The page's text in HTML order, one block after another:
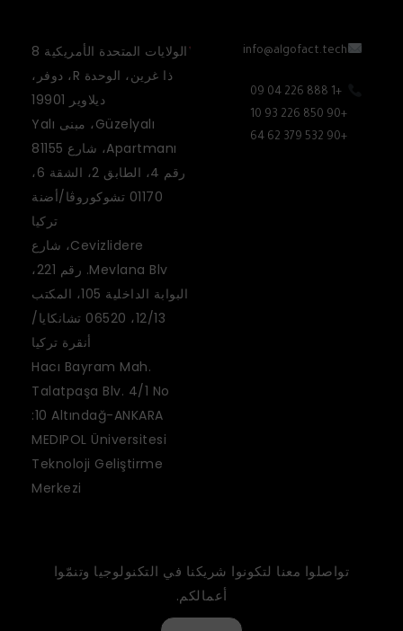
info@algofact.tech
+1 888 226 04 09
+90 850 226 93 10
+90 532 379 62 64
الولايات المتحدة الأمريكية 8
ذا غرين، الوحدة R، دوفر،
ديلاوير 19901
Güzelyalı، مبنى Yalı
Apartmanı، شارع 81155
رقم 4، الطابق 2، الشقة 6،
01170 تشوكوروڤا/أضنة
تركيا
Cevizlidere، شارع
Mevlana Blv. رقم 221،
البوابة الداخلية 105، المكتب
12/13، 06520 تشانكايا/
أنقرة تركيا
Hacı Bayram Mah.
Talatpaşa Blv. 4/1 No
:10 Altındağ-ANKARA
MEDIPOL Üniversitesi
Teknoloji Geliştirme
Merkezi
تواصلوا معنا لتكونوا شريكنا في التكنولوجيا وتنمّوا
أعمالكم.